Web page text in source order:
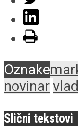
Oznake
novinar
Slični tekstovi